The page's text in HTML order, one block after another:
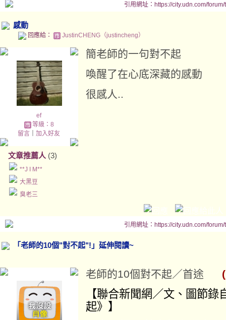
引用網址：https://city.udn.com/
感動
回應給： JustinCHENG（justincheng）
ef
等級：8
留言 ｜加入好友
文章推薦人 (3)
**J I M**
大黑豆
臭老三
簡老師的一句對不起
喚醒了在心底深藏的感動
很感人..
引用網址：https://city.udn.com/
「老師的10個"對不起"!」延伸閱讀~
老師的10個對不起／首途
【聯合新聞網／文、圖節
起》】